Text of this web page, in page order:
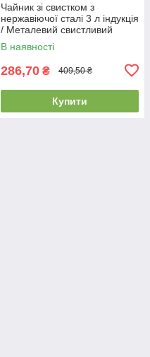
Чайник зі свистком з
нержавіючої сталі 3 л індукція
/ Металевий свистливий
чайник / Edenberg EB-1347
В наявності
286,70 ₴ 409,50 ₴
Купити